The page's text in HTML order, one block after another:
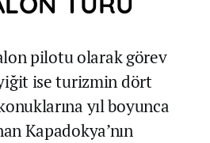
pilotu olarak görev
ise turizmin dört
yıl boyunca
Kapadokya’nın